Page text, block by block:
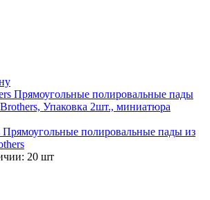
Прямоугольные полировальные пады из
20 шт